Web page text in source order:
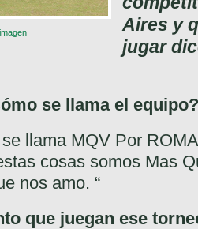
Aires y
jugar
se llama el
llama MQV Por
cosas somos Mas
nos amo. “
que juegan ese